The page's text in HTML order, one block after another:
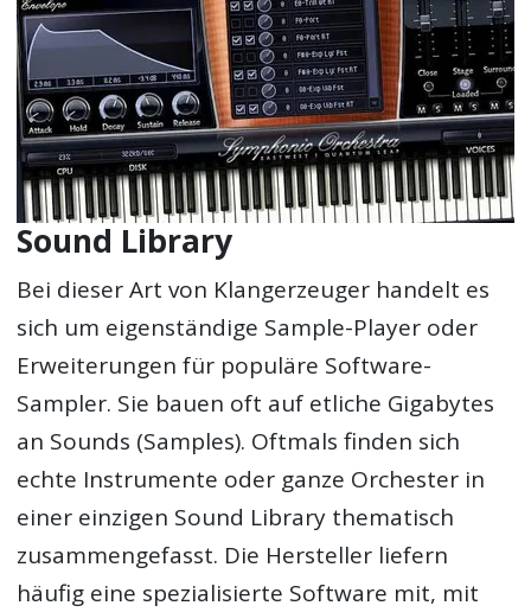
Sound Library
Bei dieser Art von Klangerzeuger handelt es
sich um eigenständige Sample-Player oder
Erweiterungen für populäre Software-
Sampler. Sie bauen oft auf etliche Gigabytes
an Sounds (Samples). Oftmals finden sich
echte Instrumente oder ganze Orchester in
einer einzigen Sound Library thematisch
zusammengefasst. Die Hersteller liefern
häufig eine spezialisierte Software mit, mit